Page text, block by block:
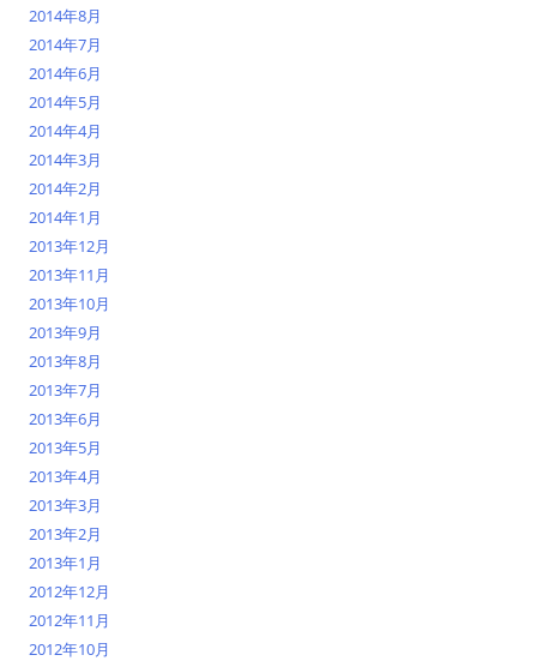
2014年8月
2014年7月
2014年6月
2014年5月
2014年4月
2014年3月
2014年2月
2014年1月
2013年12月
2013年11月
2013年10月
2013年9月
2013年8月
2013年7月
2013年6月
2013年5月
2013年4月
2013年3月
2013年2月
2013年1月
2012年12月
2012年11月
2012年10月